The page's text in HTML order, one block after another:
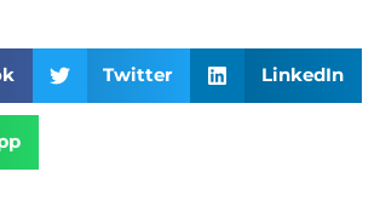
Twitter LinkedIn